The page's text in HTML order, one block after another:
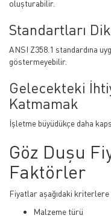
oluşturabilir.
Standartları
ANSI Z358.1 standardına
göstermeyebilir.
Gelecekteki
Katmamak
İşletme büyüdükçe daha
Göz Duşu
Faktörler
Fiyatlar aşağıdaki
Malzeme türü